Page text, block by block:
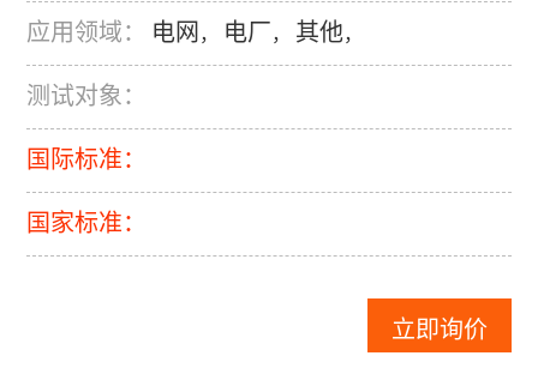
应用领域： 电网 ， 电厂， 其他，
测试对象：
国际标准：
国家标准：
立即询价